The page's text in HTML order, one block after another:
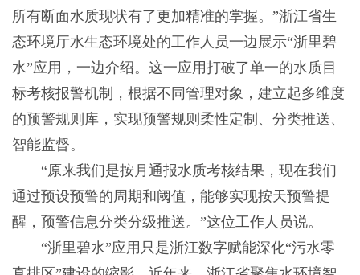
所有断面水质现状有了更加精准的掌握。”浙江省生
态环境厅水生态环境处的工作人员一边展示“浙里碧
水”应用，一边介绍。这一应用打破了单一的水质目
标考核报警机制，根据不同管理对象，建立起多维度
的预警规则库，实现预警规则柔性定制、分类推送、
智能监督。
“原来我们是按月通报水质考核结果，现在我们
通过预设预警的周期和阈值，能够实现按天预警提
醒，预警信息分类分级推送。”这位工作人员说。
“浙里碧水”应用只是浙江数字赋能深化“污水零